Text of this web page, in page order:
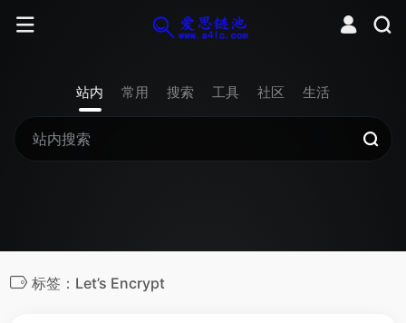
站内 常用 搜索 工具 社区 生活
标签：Let’s Encrypt